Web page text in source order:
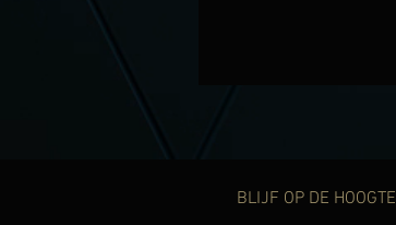
BLIJF OP DE HOOGTE